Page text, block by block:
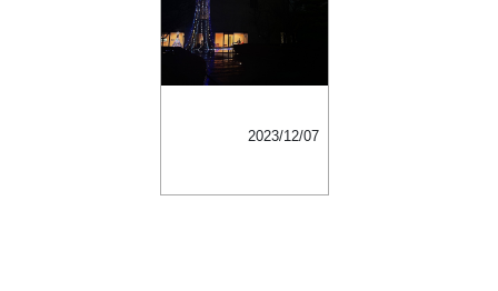
2023/12/07